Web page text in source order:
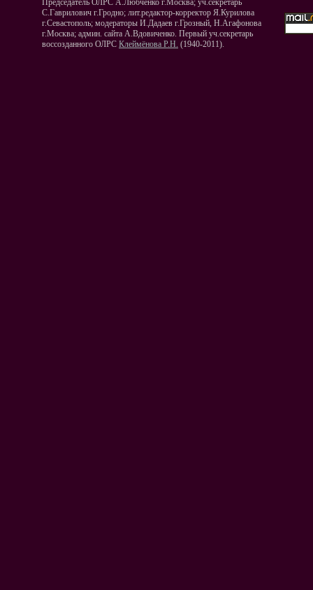
Председатель ОЛРС А.Любченко г.Москва; уч.секретарь
С.Гаврилович г.Гродно; лит.редактор-корректор Я.Курилова
г.Севастополь; модераторы И.Дадаев г.Грозный, Н.Агафонова
г.Москва; админ. сайта А.Вдовиченко. Первый уч.секретарь
воссозданного ОЛРС Клеймёнова Р.Н. (1940-2011).